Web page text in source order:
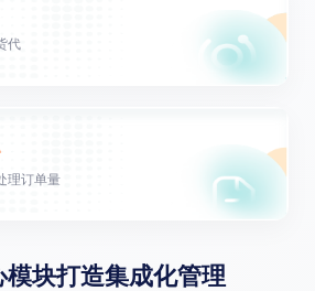
代
理订单量
模块打造集成化管理